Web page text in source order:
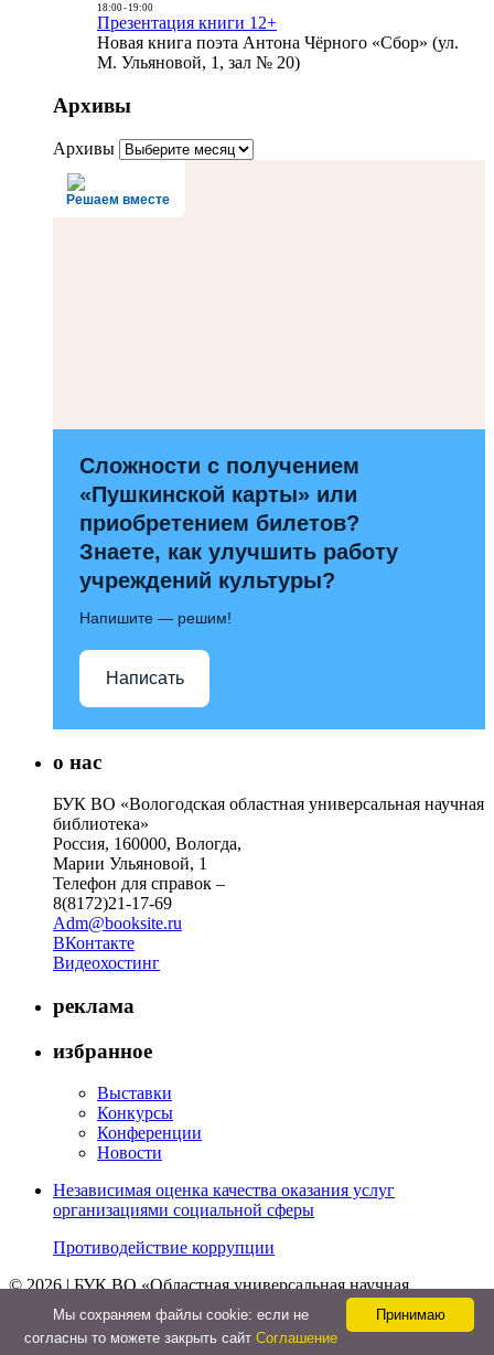
18:00- 19:00
Презентация книги 12+
Новая книга поэта Антона Чёрного «Сбор» (ул.
М. Ульяновой, 1, зал № 20)
Архивы
Архивы
Решаем вместе
Сложности с получением
«Пушкинской карты» или
приобретением билетов?
Знаете, как улучшить работу
учреждений культуры?
Напишите — решим!
Написать
о нас
БУК ВО «Вологодская областная универсальная научная
библиотека»
Россия, 160000, Вологда,
Марии Ульяновой, 1
Телефон для справок –
8(8172)21-17-69
Adm@booksite.ru
ВКонтакте
Видеохостинг
реклама
избранное
Выставки
Конкурсы
Конференции
Новости
Независимая оценка качества оказания услуг
организациями социальной сферы
Противодействие коррупции
© 2026 | БУК ВО «Областная универсальная научная
библиотека»
Принимаю
Мы cохраняем файлы cookie: если не
согласны то можете закрыть сайт Соглашение